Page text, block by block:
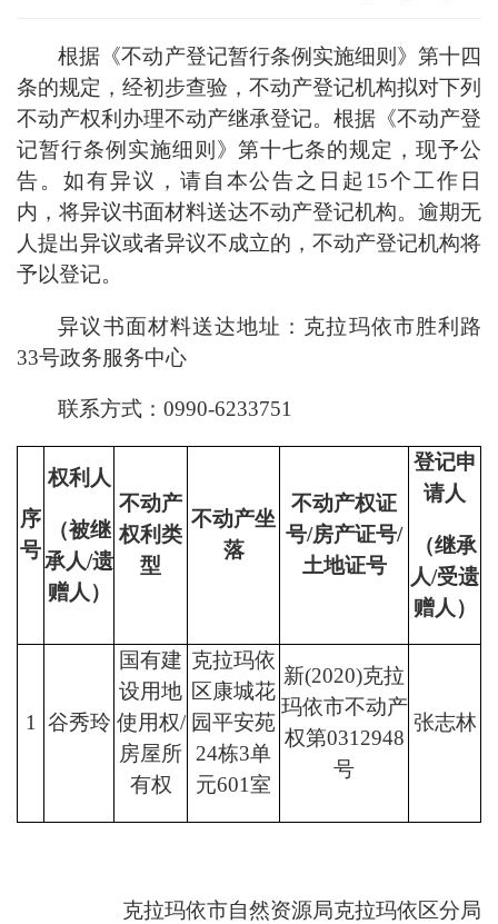
根据《不动产登记暂行条例实施细则》第十四
条的规定，经初步查验，不动产登记机构拟对下列
不动产权利办理不动产继承登记。根据《不动产登
记暂行条例实施细则》第十七条的规定，现予公
告。如有异议，请自本公告之日起 15个工作日
内，将异议书面材料送达不动产登记机构。逾期无
人提出异议或者异议不成立的，不动产登记机构将
予以登记。
异议书面材料送达地址： 克拉玛依市胜利路
33号政务服务中心
联系方式：0990-6233751
序
号
权利人
（被继
承人/遗
赠人）
不动产
权利类
型
不动产坐
落
不动产权证
号/房产证号/
土地证号
登记申
请人
（继承
人/受遗
赠人）
1 谷秀玲
国有建
设用地
使用权/
房屋所
有权
克拉玛依
区康城花
园平安苑
24栋3单
元601室
新(2020)克拉
玛依市不动产
权第0312948
号
张志林
克拉玛依市自然资源局克拉玛依区分局